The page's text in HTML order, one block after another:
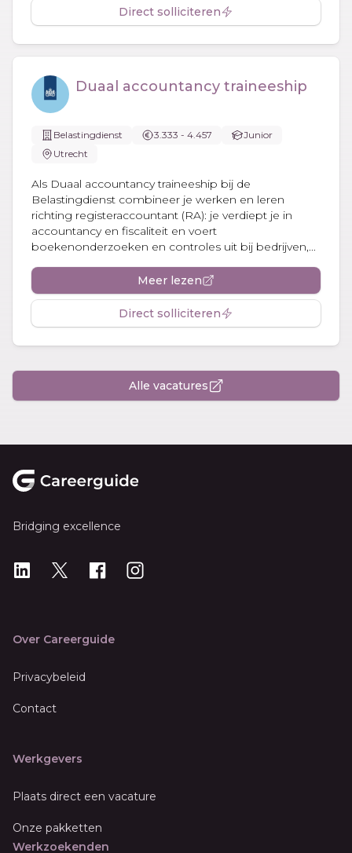
Direct solliciteren
Duaal accountancy traineeship
Belastingdienst 3.333 - 4.457
Junior
Utrecht
Als Duaal accountancy traineeship bij de
Belastingdienst combineer je werken en leren
richting registeraccountant (RA): je verdiept je in
accountancy en fiscaliteit en voert
boekenonderzoeken en controles uit bij bedrijven,...
Meer lezen
Direct solliciteren
Alle vacatures
Bridging excellence
LinkedIn
X Instagram
Over Careerguide
Privacybeleid
Contact
Werkgevers
Plaats direct een vacature
Onze pakketten
Werkzoekenden